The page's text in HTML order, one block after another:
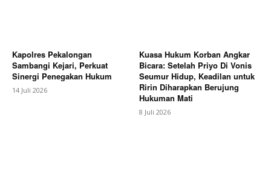
Kapolres Pekalongan
Sambangi Kejari, Perkuat
Sinergi Penegakan Hukum
14 Juli 2026
Kuasa Hukum Korban Angkar
Bicara: Setelah Priyo Di Vonis
Seumur Hidup, Keadilan untuk
Ririn Diharapkan Berujung
Hukuman Mati
8 Juli 2026